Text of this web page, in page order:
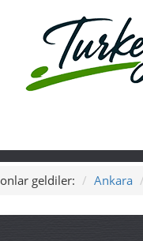
onlar geldiler: Ankara